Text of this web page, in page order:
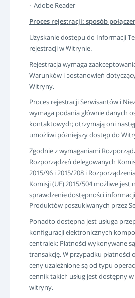
· Adobe Reader
Proces rejestracji: sposób
Uzyskanie dostępu do Informacji
rejestracji w Witrynie.
Rejestracja wymaga
Warunków i postanowień
Witryny.
Proces rejestracji Serwisantów i
wymaga podania głównie danych
kontaktowych; otrzymają oni
umożliwi późniejszy dostęp do
Zgodnie z wymaganiami
Rozporządzeń delegowanych
2015/96 i 2015/208 i
Komisji (UE) 2015/504 możliwe jest
sprawdzenie dostępności
Produktów poszukiwanych przez
Ponadto dostępna jest usługa
konfiguracji elektronicznych
centralek: Płatności wykonywane
transakcję. W przypadku płatności
ceny uzależnione są od typu
cennik takich usług jest dostępny
witryny.